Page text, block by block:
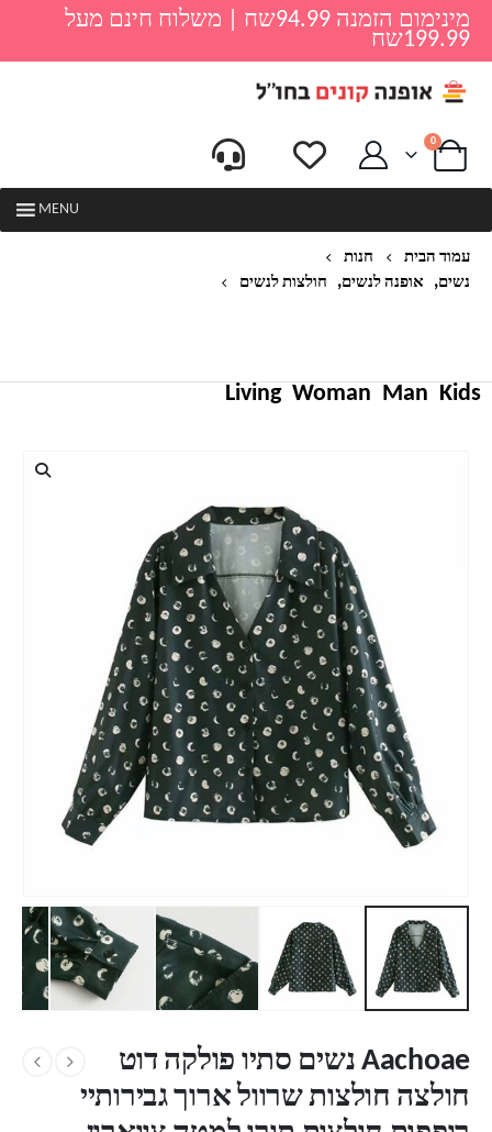
מינימום הזמנה 94.99שח | משלוח חינם מעל
199.99שח
0
MENU
עמוד הבית
חנות
נשים, אופנה לנשים, חולצות לנשים
Kids
Man
Woman
Living
Aachoae נשים סתיו פולקה דוט
חולצה חולצות שרוול ארוך גבירותיי